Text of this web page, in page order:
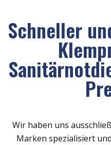
Schneller
Wir haben uns
Marken spezialisiert